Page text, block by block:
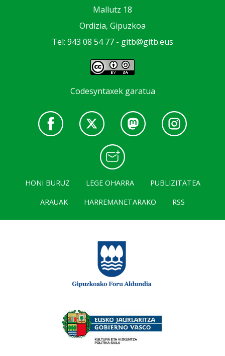
Mallutz 18
Ordizia, Gipuzkoa
Tel: 943 08 54 77 - gitb@gitb.eus
Codesyntaxek garatua
HONI BURUZ LEGE OHARRA
PUBLIZITATEA
ARAUAK
HARREMANETARAKO RSS